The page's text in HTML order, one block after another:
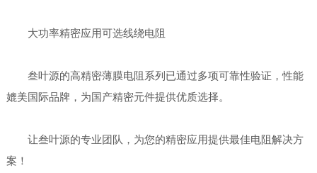
大功率精密应用可选线绕电阻
叁叶源的高精密薄膜电阻系列已通过多项可靠性验证，性能
媲美国际品牌，为国产精密元件提供优质选择。
让叁叶源的专业团队，为您的精密应用提供最佳电阻解决方
案！